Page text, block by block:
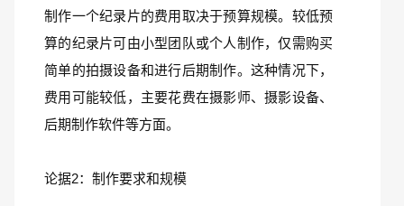
制作一个纪录片的费用取决于预算规模。较低预
算的纪录片可由小型团队或个人制作，仅需购买
简单的拍摄设备和进行后期制作。这种情况下，
费用可能较低，主要花费在摄影师、摄影设备、
后期制作软件等方面。
论据2：制作要求和规模